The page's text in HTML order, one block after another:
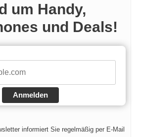
um Handy,
und Deals!
Anmelden
informiert Sie regelmäßig per E-Mail